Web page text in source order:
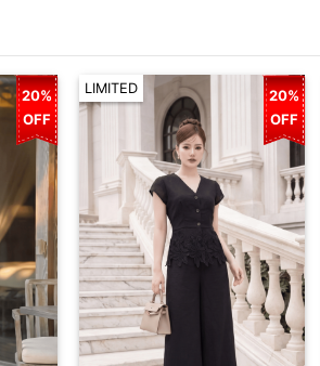
20%
OFF
LIMITED
20%
OFF